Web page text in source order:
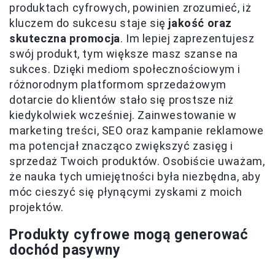
produktach cyfrowych, powinien zrozumieć, iż
kluczem do sukcesu staje się jakość oraz
skuteczna promocja. Im lepiej zaprezentujesz
swój produkt, tym większe masz szanse na
sukces. Dzięki mediom społecznościowym i
różnorodnym platformom sprzedażowym
dotarcie do klientów stało się prostsze niż
kiedykolwiek wcześniej. Zainwestowanie w
marketing treści, SEO oraz kampanie reklamowe
ma potencjał znacząco zwiększyć zasięg i
sprzedaż Twoich produktów. Osobiście uważam,
że nauka tych umiejętności była niezbędna, aby
móc cieszyć się płynącymi zyskami z moich
projektów.
Produkty cyfrowe mogą generować
dochód pasywny